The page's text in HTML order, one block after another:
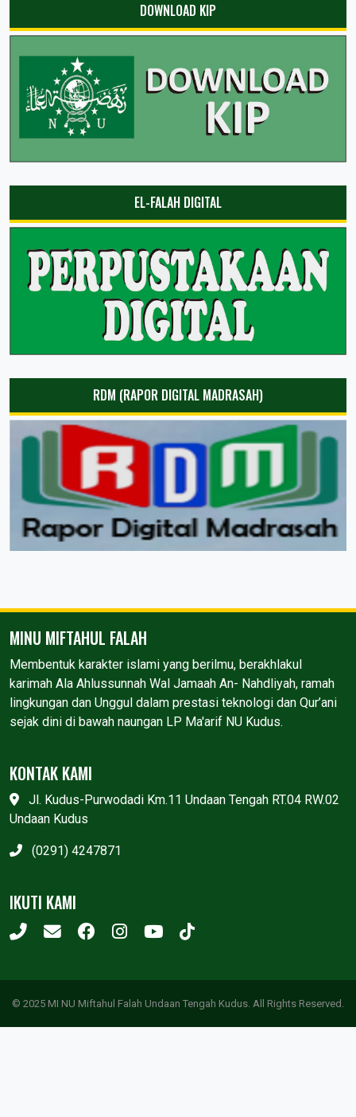
DOWNLOAD KIP
EL-FALAH DIGITAL
RDM (RAPOR DIGITAL MADRASAH)
MINU MIFTAHUL FALAH
Membentuk karakter islami yang berilmu, berakhlakul
karimah Ala Ahlussunnah Wal Jamaah An- Nahdliyah, ramah
lingkungan dan Unggul dalam prestasi teknologi dan Qur’ani
sejak dini di bawah naungan LP Ma'arif NU Kudus.
KONTAK KAMI
Jl. Kudus-Purwodadi Km.11 Undaan Tengah RT.04 RW.02
Undaan Kudus
(0291) 4247871
IKUTI KAMI
© 2025 MI NU Miftahul Falah Undaan Tengah Kudus. All Rights Reserved.